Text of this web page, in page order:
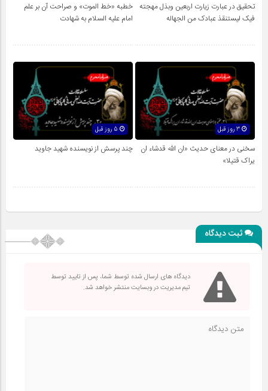
تحقیق در عبارت زیارت اربعین وبذل مهجته
فیک لیستنقذ عبادک من الجهاله
خطبه «خط الموت» و صراحت آن بر علم
امام علیه السلام به شهادت
3 روز قبل
سخنی در معنای حدیث «ان الله قدشاء ان
یراک قتیلا»
چند پرسش از نویسنده شهید جاوید
ثبت دیدگاه
دیدگاه های ارسال شده توسط شما، پس از تایید توسط
تیم مدیریت در وبسایت منتشر خواهد شد.